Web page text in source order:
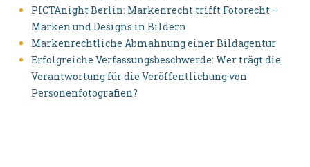
PICTAnight Berlin: Markenrecht trifft Fotorecht –
Marken und Designs in Bildern
Markenrechtliche Abmahnung einer Bildagentur
Erfolgreiche Verfassungsbeschwerde: Wer trägt die
Verantwortung für die Veröffentlichung von
Personenfotografien?